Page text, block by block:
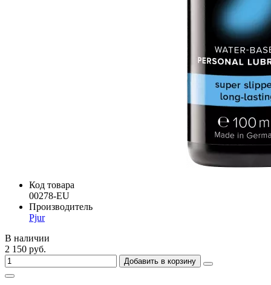
Код товара
00278-EU
Производитель
Pjur
В наличии
2 150 руб.
Добавить в корзину